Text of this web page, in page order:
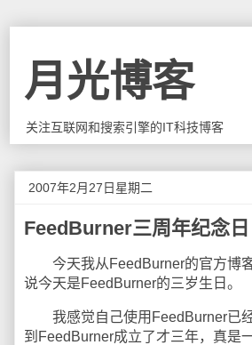
月光博客
关注互联网和搜索引擎的IT科技博客
2007年2月27日星期二
FeedBurner三周年纪念日
今天我从FeedBurner的官方博
说今天是FeedBurner的三岁生日。
我感觉自己使用FeedBurner已
到FeedBurner成立了才三年，真是